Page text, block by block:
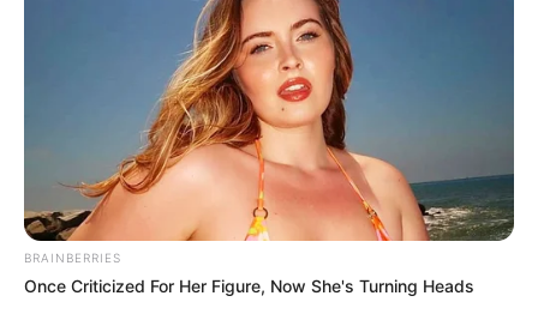
BRAINBERRIES
Once Criticized For Her Figure, Now She's Turning Heads